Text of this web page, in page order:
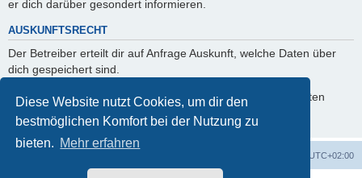
Diese Website nutzt Cookies, um dir den
bestmöglichen Komfort bei der Nutzung zu
bieten. Mehr erfahren
er dich darüber gesondert informieren.
AUSKUNFTSRECHT
Der Betreiber erteilt dir auf Anfrage Auskunft, welche Daten über
dich gespeichert sind.
Du kannst jederzeit die Löschung bzw. Sperrung deiner Daten
verlangen. Kontaktiere hierzu bitte den Betreiber.
UTC+02:00